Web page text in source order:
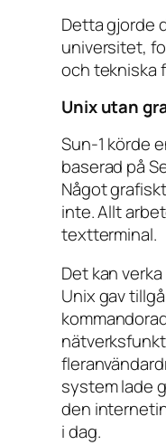
Detta gjorde
universitet,
och tekniska
Unix utan
Sun-1 körde
baserad på
Något
inte. Allt
textterminal.
Det kan
Unix gav
system lade
den
i dag.